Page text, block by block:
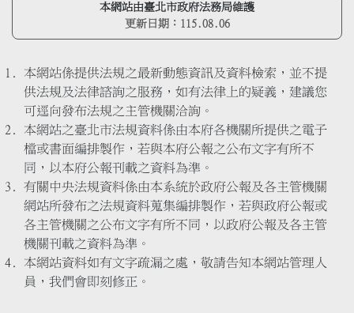
本網站由臺北市政府法務局維護
更新日期： 115.08.06
本網站係提供法規之最新動態資訊及資料檢索，並不提
供法規及法律諮詢之服務，如有法律上的疑義，建議您
可逕向發布法規之主管機關洽詢。
本網站之臺北市法規資料係由本府各機關所提供之電子
檔或書面編排製作，若與本府公報之公布文字有所不
同，以本府公報刊載之資料為準。
有關中央法規資料係由本系統於政府公報及各主管機關
網站所發布之法規資料蒐集編排製作，若與政府公報或
各主管機關之公布文字有所不同，以政府公報及各主管
機關刊載之資料為準。
本網站資料如有文字疏漏之處，敬請告知本網站管理人
員，我們會即刻修正。